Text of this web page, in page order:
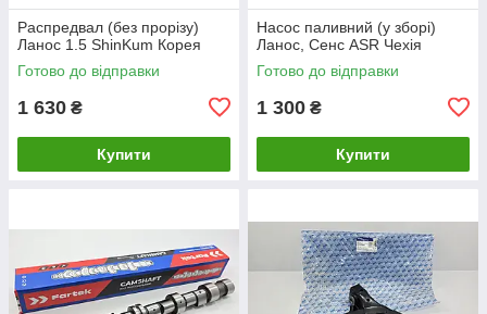
Распредвал (без прорізу)
Ланос 1.5 ShinKum Корея
Готово до відправки
1 630 ₴
Купити
Насос паливний (у зборі)
Ланос, Сенс ASR Чехія
Готово до відправки
1 300 ₴
Купити